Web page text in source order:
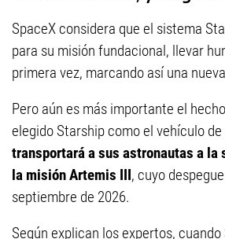
SpaceX considera que el sistema
para su misión fundacional, llevar
primera vez, marcando así una
Pero aún es más importante el
elegido Starship como el vehículo
transportará a sus astronautas a la
la misión Artemis III, cuyo
septiembre de 2026.
Según explican los expertos,